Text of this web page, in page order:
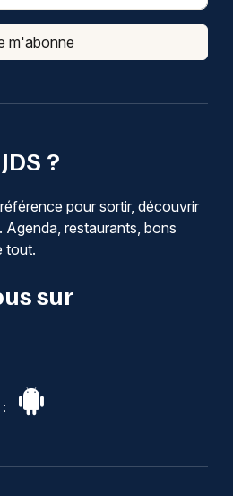
?
pour sortir, découvrir
Agenda, restaurants, bons
tout.
sur
m'abonne